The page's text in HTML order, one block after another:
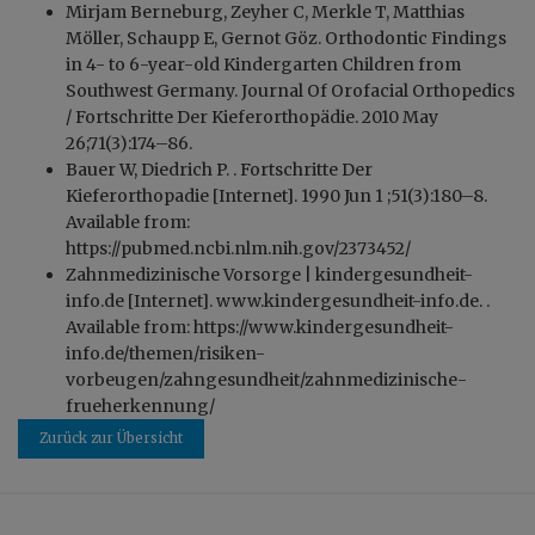
Zurück zur Übersicht
Mirjam Berneburg, Zeyher C, Merkle T, Matthias
Möller, Schaupp E, Gernot Göz. Orthodontic Findings
in 4- to 6-year-old Kindergarten Children from
Southwest Germany. Journal Of Orofacial Orthopedics
/ Fortschritte Der Kieferorthopädie. 2010 May
26;71(3):174–86.
Bauer W, Diedrich P. . Fortschritte Der
Kieferorthopadie [Internet]. 1990 Jun 1 ;51(3):180–8.
Available from:
https://pubmed.ncbi.nlm.nih.gov/2373452/
Zahnmedizinische Vorsorge | kindergesundheit-
info.de [Internet]. www.kindergesundheit-info.de. .
Available from: https://www.kindergesundheit-
info.de/themen/risiken-
vorbeugen/zahngesundheit/zahnmedizinische-
frueherkennung/